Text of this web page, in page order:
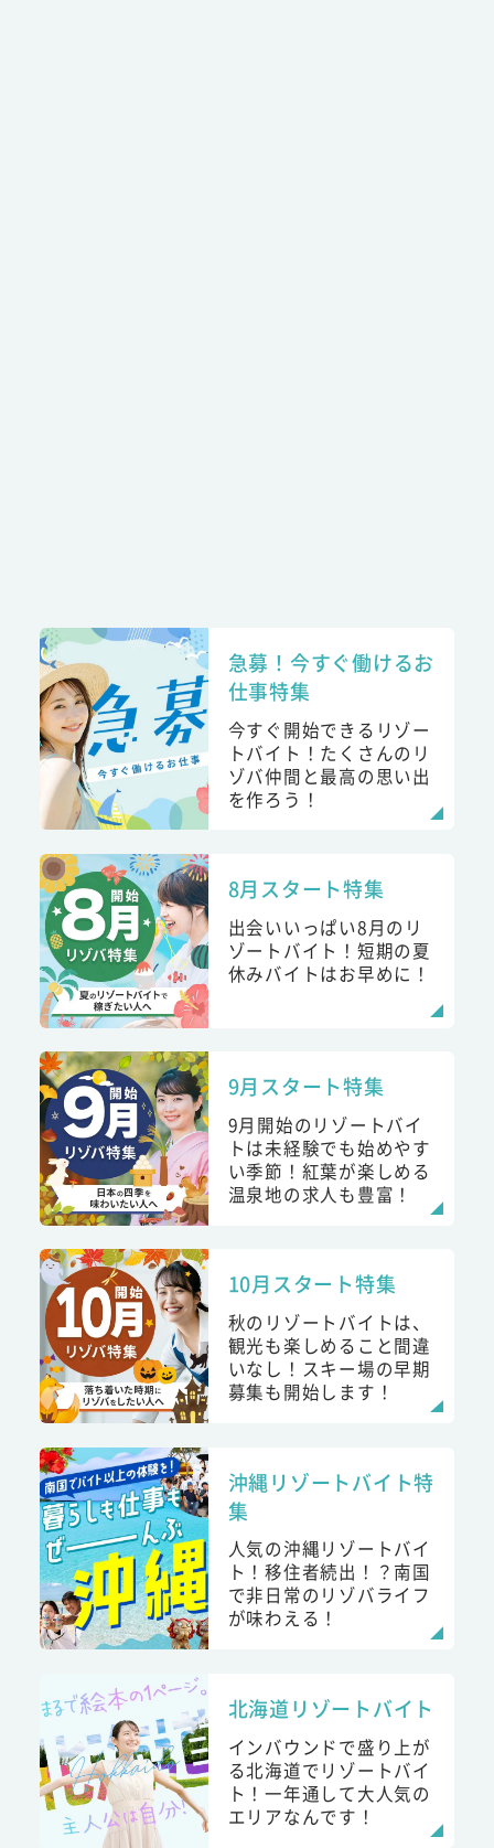
急募！今すぐ働けるお
仕事特集
今すぐ開始できるリゾー
トバイト！たくさんのリ
ゾバ仲間と最高の思い出
を作ろう！
8月スタート特集
出会いいっぱい8月のリ
ゾートバイト！短期の夏
休みバイトはお早めに！
9月スタート特集
9月開始のリゾートバイ
トは未経験でも始めやす
い季節！紅葉が楽しめる
温泉地の求人も豊富！
10月スタート特集
秋のリゾートバイトは、
観光も楽しめること間違
いなし！スキー場の早期
募集も開始します！
沖縄リゾートバイト特
集
人気の沖縄リゾートバイ
ト！移住者続出！？南国
で非日常のリゾバライフ
が味わえる！
北海道リゾートバイト
インバウンドで盛り上が
る北海道でリゾートバイ
ト！一年通して大人気の
エリアなんです！